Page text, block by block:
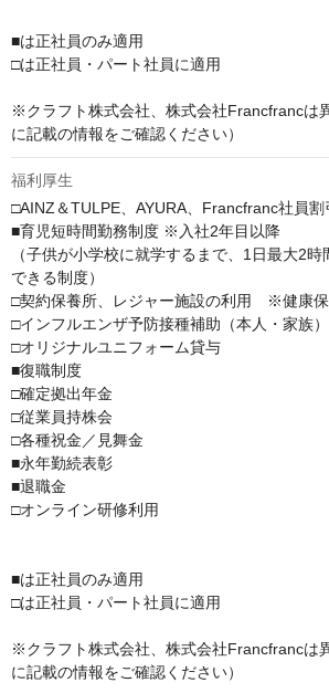
■は正社員のみ適用
□は正社員・パート社員に適用
※クラフト株式会社、株式会社Francfrancは
に記載の情報をご確認ください）
福利厚生
□AINZ＆TULPE、AYURA、Francfranc社員割
■育児短時間勤務制度 ※入社2年目以降
（子供が小学校に就学するまで、1日最大2
できる制度）
□契約保養所、レジャー施設の利用　※健康
□インフルエンザ予防接種補助（本人・家族）
□オリジナルユニフォーム貸与
■復職制度
□確定拠出年金
□従業員持株会
□各種祝金／見舞金
■永年勤続表彰
■退職金
□オンライン研修利用
■は正社員のみ適用
□は正社員・パート社員に適用
※クラフト株式会社、株式会社Francfrancは
に記載の情報をご確認ください）